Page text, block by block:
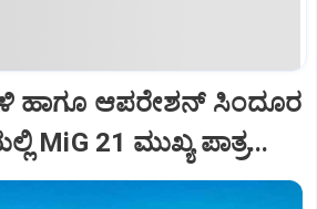
ಹಾಗೂ ಆಪರೇಶನ್‌ ಸಿಂದೂರ
MiG 21 ಮುಖ್ಯ ಪಾತ್ರ...